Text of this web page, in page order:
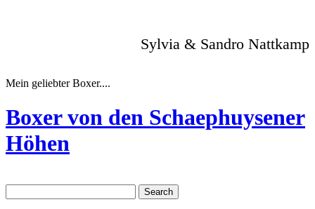
Sylvia & Sandro Nattkamp
Mein geliebter Boxer....
Boxer von den Schaephuysener
Höhen